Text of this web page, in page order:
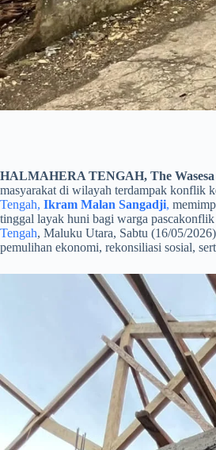
HALMAHERA TENGAH, The Wasesa
masyarakat di wilayah terdampak konflik
Tengah, Ikram Malan Sangadji,
tinggal layak huni bagi warga
Tengah, Maluku Utara, Sabtu (16/05/
pemulihan ekonomi, rekonsiliasi sosial,